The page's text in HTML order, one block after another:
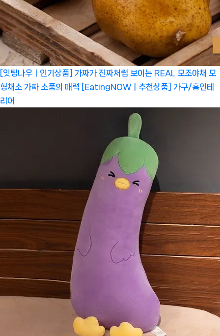
[잇팅나우ㅣ인기상품] 가짜가 진짜처럼 보이는 REAL 모조야채 모
형채소 가짜 소품의 매력 [EatingNOWㅣ추천상품] 가구/홈인테
리어